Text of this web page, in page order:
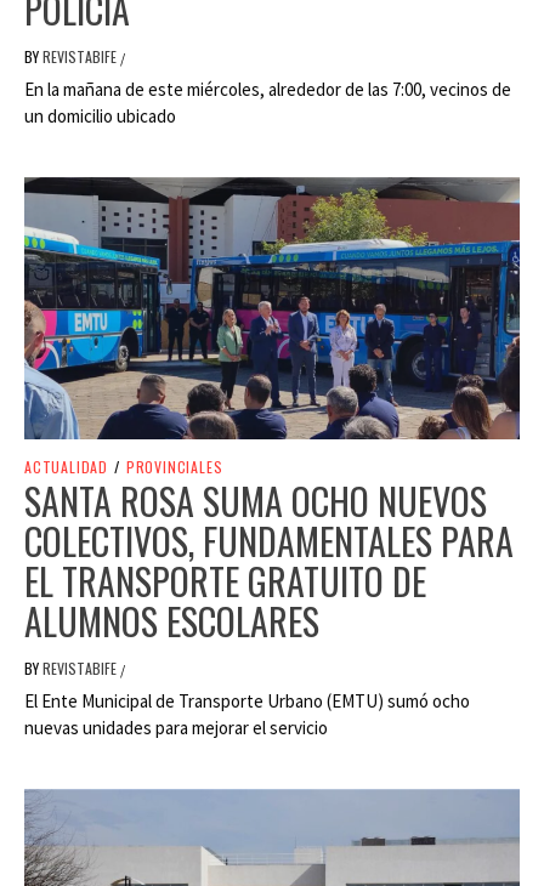
BYREVISTABIFE /
En la mañana de este miércoles, alrededor de las 7:00, vecinos de
un domicilio ubicado
ACTUALIDAD / PROVINCIALES
SANTA ROSA SUMA OCHO NUEVOS
COLECTIVOS, FUNDAMENTALES PARA
EL TRANSPORTE GRATUITO DE
ALUMNOS ESCOLARES
BYREVISTABIFE /
El Ente Municipal de Transporte Urbano (EMTU) sumó ocho
nuevas unidades para mejorar el servicio